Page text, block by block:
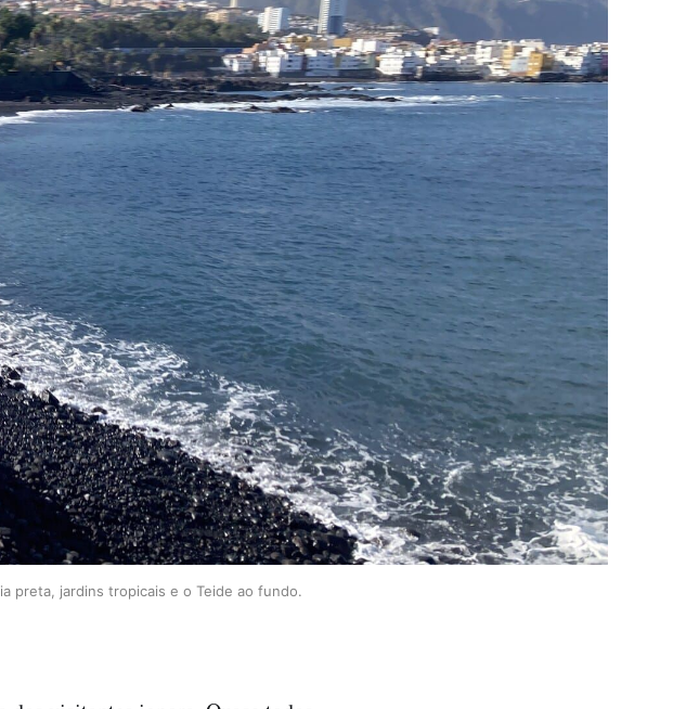
preta, jardins tropicais e o Teide ao fundo.